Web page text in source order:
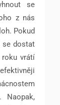
se
z nás
Pokud
se dostat
vrátí
Naopak,